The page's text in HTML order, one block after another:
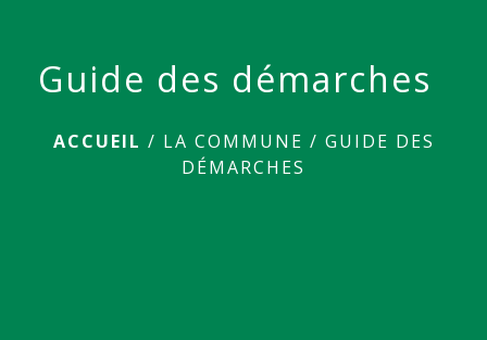
Guide des démarches
ACCUEIL / LA COMMUNE / GUIDE DES
DÉMARCHES